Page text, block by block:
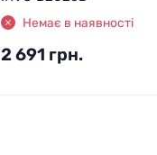
Немає в наявності
2 691 грн.